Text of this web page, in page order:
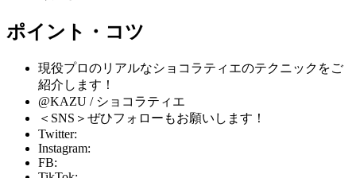
ポイント・コツ
現役プロのリアルなショコラティエのテクニックをご
紹介します！
@KAZU / ショコラティエ
＜SNS＞ぜひフォローもお願いします！
Twitter:
Instagram:
FB: